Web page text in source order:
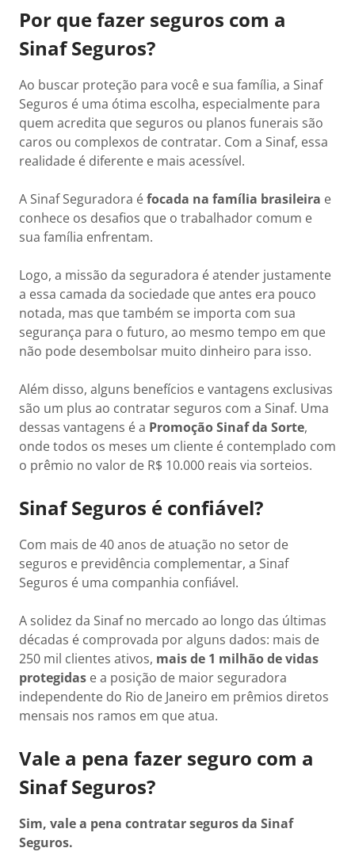
Por que fazer seguros com a
Sinaf Seguros?
Ao buscar proteção para você e sua família, a Sinaf
Seguros é uma ótima escolha, especialmente para
quem acredita que seguros ou planos funerais são
caros ou complexos de contratar. Com a Sinaf, essa
realidade é diferente e mais acessível.
A Sinaf Seguradora éfocada na família brasileira e
conhece os desafios que o trabalhador comum e
sua família enfrentam.
Logo, a missão da seguradora é atender justamente
a essa camada da sociedade que antes era pouco
notada, mas que também se importa com sua
segurança para o futuro, ao mesmo tempo em que
não pode desembolsar muito dinheiro para isso.
Além disso, alguns benefícios e vantagens exclusivas
são um plus ao contratar seguros com a Sinaf. Uma
dessas vantagens é a PromoçãoSinaf da Sorte,
onde todos os meses um cliente é contemplado com
o prêmio no valor de R$ 10.000 reais via sorteios.
Sinaf Seguros é confiável?
Com mais de 40 anos de atuação no setor de
seguros e previdência complementar, a Sinaf
Seguros é uma companhia confiável.
A solidez da Sinaf no mercado ao longo das últimas
décadas é comprovada por alguns dados: mais de
250 mil clientes ativos, mais de 1 milhão de vidas
protegidas e a posição de maior seguradora
independente do Rio de Janeiro em prêmios diretos
mensais nos ramos em que atua.
Vale a pena fazer seguro com a
Sinaf Seguros?
Sim, vale a pena contratar seguros da Sinaf
Seguros.